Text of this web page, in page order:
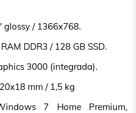
glossy / 1366x768.
DDR3 / 128 GB SSD.
3000 (integrada).
mm / 1,5 kg
7 Home Premium,